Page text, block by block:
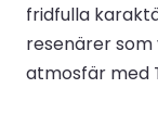
fridfulla
resenärer som
atmosfär med